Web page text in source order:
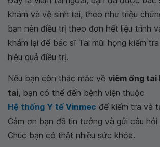
khám và vệ sinh tai, theo như triệu
bạn nên điều trị theo đơn hết liệu trình
khám lại để bác sĩ Tai mũi họng kiểm
hiệu quả điều trị.
Nếu bạn còn thắc mắc về viêm ống tai
tai, bạn có thể đến bệnh viện thuộc
Hệ thống Y tế Vinmec để kiểm tra và
Cảm ơn bạn đã tin tưởng và gửi câu hỏi
Chúc bạn có thật nhiều sức khỏe.